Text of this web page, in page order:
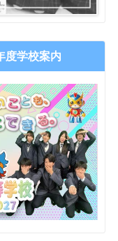
度学校案内